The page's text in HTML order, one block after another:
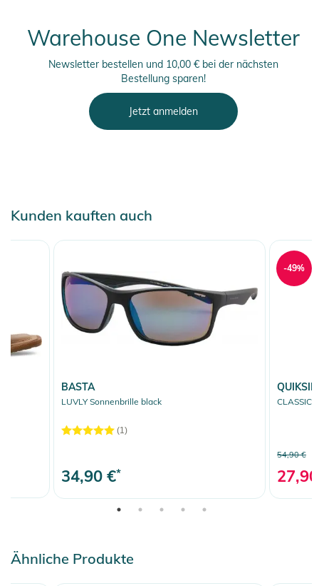
Warehouse One Newsletter
Newsletter bestellen und 10,00 € bei der nächsten
Bestellung sparen!
Jetzt anmelden
Kunden kauften auch
BASTA
LUVLY Sonnenbrille black
(1)
34,90 €*
CLASSIC
54,90 €
-49%
Ähnliche Produkte